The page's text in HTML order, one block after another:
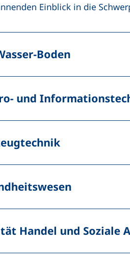
Einblick in die
Boden
und
Handel und Soziale